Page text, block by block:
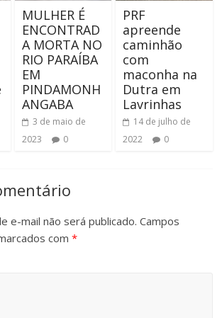
MULHER É
ENCONTRAD
A MORTA NO
RIO PARAÍBA
EM
PINDAMONH
ANGABA
3 de maio de
2023
0
PRF
apreende
caminhão
com
maconha na
Dutra em
Lavrinhas
14 de julho de
2022
0
e-mail não será publicado. Campos
com*